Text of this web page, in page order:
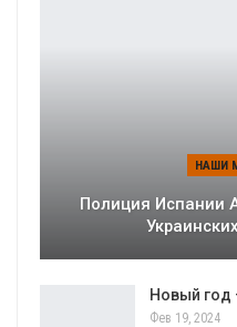
НАШИ
Полиция Испании
Новый год
Фев 19, 2024